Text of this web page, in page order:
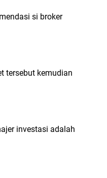
si broker
tersebut kemudian
investasi adalah